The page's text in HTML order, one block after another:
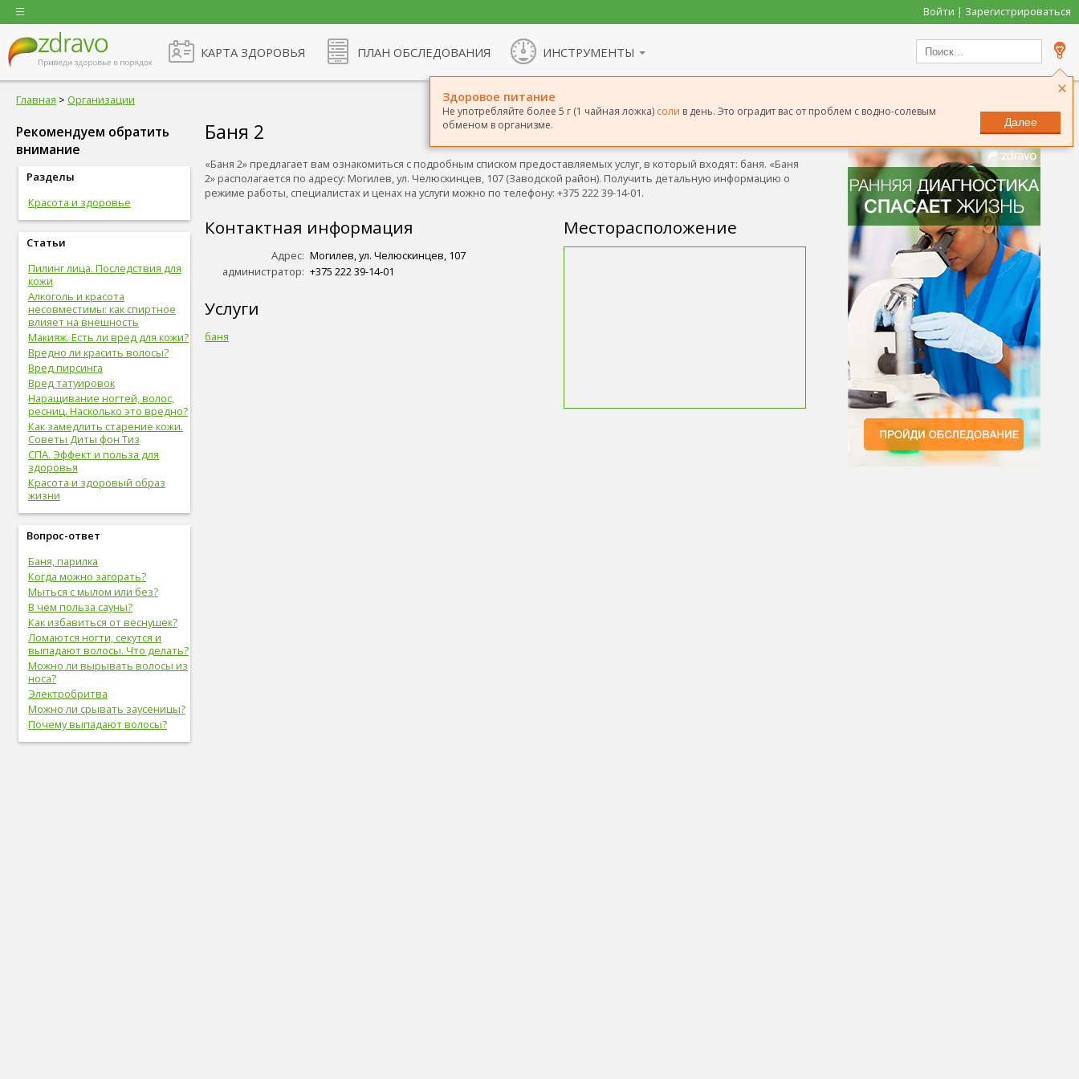
Войти | Зарегистрироваться
КАРТА ЗДОРОВЬЯ ПЛАН ОБСЛЕДОВАНИЯ ИНСТРУМЕНТЫ
×
Здоровое питание
Не употребляйте более 5 г (1 чайная ложка) соли в день. Это оградит вас от проблем с водно-солевым
обменом в организме.
Далее
Главная > Организации
Рекомендуем обратить
внимание
Разделы
Красота и здоровье
Статьи
Пилинг лица. Последствия для
кожи
Алкоголь и красота
несовместимы: как спиртное
влияет на внешность
Макияж. Есть ли вред для кожи?
Вредно ли красить волосы?
Вред пирсинга
Вред татуировок
Наращивание ногтей, волос,
ресниц. Насколько это вредно?
Как замедлить старение кожи.
Советы Диты фон Тиз
СПА. Эффект и польза для
здоровья
Красота и здоровый образ
жизни
Вопрос-ответ
Баня, парилка
Когда можно загорать?
Мыться с мылом или без?
В чем польза сауны?
Как избавиться от веснушек?
Ломаются ногти, секутся и
выпадают волосы. Что делать?
Можно ли вырывать волосы из
носа?
Электробритва
Можно ли срывать заусеницы?
Почему выпадают волосы?
Сообщить о неточности
Баня 2
«Баня 2» предлагает вам ознакомиться с подробным списком предоставляемых услуг, в который входят: баня. «Баня
2» располагается по адресу: Могилев, ул. Челюскинцев, 107 (Заводской район). Получить детальную информацию о
режиме работы, специалистах и ценах на услуги можно по телефону: +375 222 39-14-01.
Месторасположение
Контактная информация
Адрес: Могилев, ул. Челюскинцев, 107
администратор: +375 222 39-14-01
Услуги
баня